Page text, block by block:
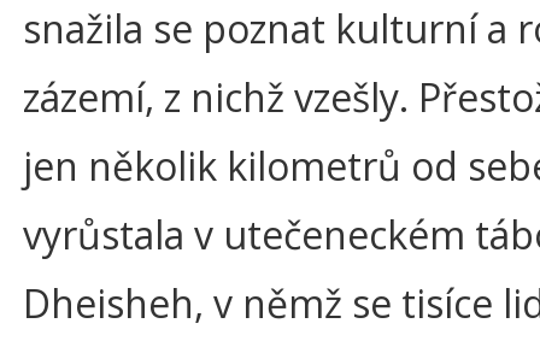
snažila se poznat kulturní a
zázemí, z nichž vzešly.
jen několik kilometrů od
vyrůstala v utečeneckém
Dheisheh, v němž se tisíce